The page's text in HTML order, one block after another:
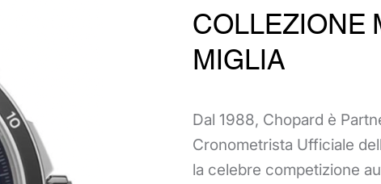
COLLEZIONE
MIGLIA
Dal 1988, Chopard è
Cronometrista Ufficiale
la celebre competizione